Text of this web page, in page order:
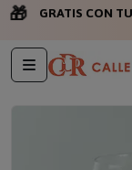
🎁
GRATIS CON